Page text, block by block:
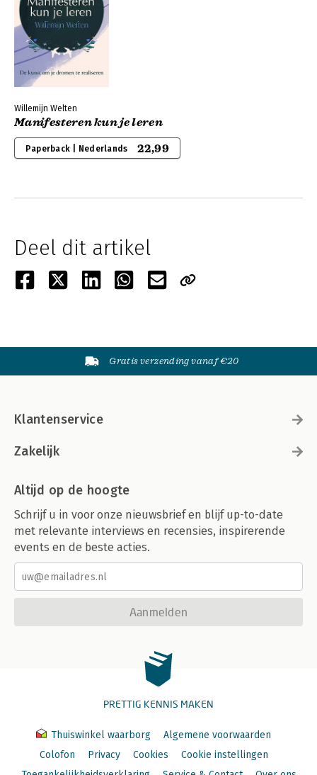
Willemijn Welten
Manifesteren kun je leren
Paperback | Nederlands 22,99
Deel dit artikel
Gratis verzending vanaf €20
Klantenservice
Zakelijk
Altijd op de hoogte
Schrijf u in voor onze nieuwsbrief en blijf up-to-date
met relevante interviews en recensies, inspirerende
events en de beste acties.
Aanmelden
PRETTIG KENNIS MAKEN
Thuiswinkel waarborg
Algemene voorwaarden
Colofon
Privacy Cookies
Cookie instellingen